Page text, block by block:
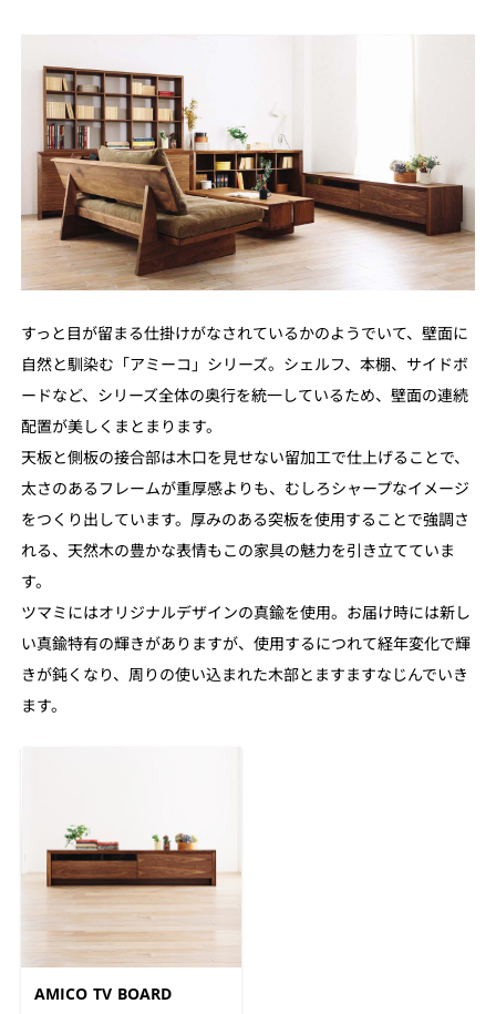
すっと目が留まる仕掛けがなされているかのようでいて、壁面に
自然と馴染む「アミーコ」シリーズ。シェルフ、本棚、サイドボ
ードなど、シリーズ全体の奥行を統一しているため、壁面の連続
配置が美しくまとまります。
天板と側板の接合部は木口を見せない留加工で仕上げることで、
太さのあるフレームが重厚感よりも、むしろシャープなイメージ
をつくり出しています。厚みのある突板を使用することで強調さ
れる、天然木の豊かな表情もこの家具の魅力を引き立てていま
す。
ツマミにはオリジナルデザインの真鍮を使用。お届け時には新し
い真鍮特有の輝きがありますが、使用するにつれて経年変化で輝
きが鈍くなり、周りの使い込まれた木部とますますなじんでいき
ます。
AMICO TV BOARD